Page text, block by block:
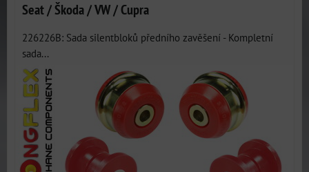
Seat / Škoda / VW / Cupra
226226B: Sada silentbloků předního zavěšení - Kompletní
sada...